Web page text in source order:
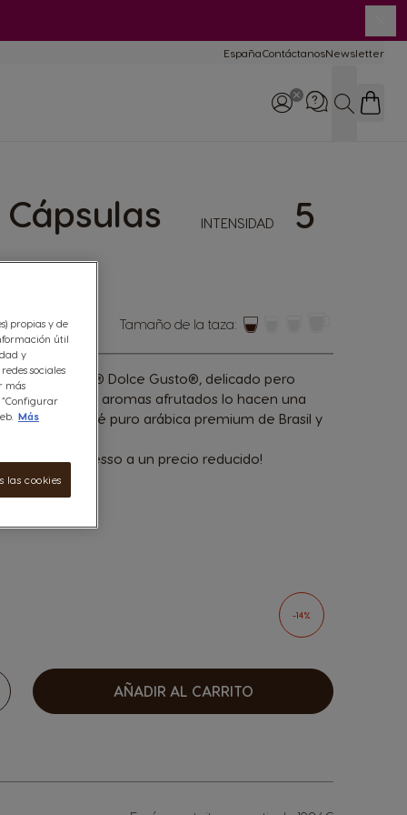
EspañaContáctanosNewsletter
Llámanos
BUSCAR
INTENSIDAD 5
Tamaño de la taza:
de NESCAFÉ® Dolce Gusto®, delicado pero
y sus sutiles aromas afrutados lo hacen una
de café puro arábica premium de Brasil y
de café Espresso a un precio reducido!
options
-14%
AÑADIR AL CARRITO
propias y de
útil
y
sociales
más
Más
las cookies